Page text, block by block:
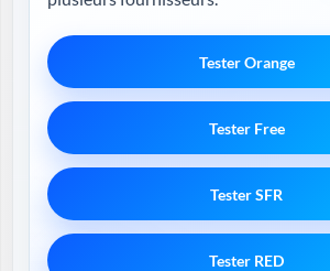
Tester Orange
Tester Free
Tester SFR
Tester RED